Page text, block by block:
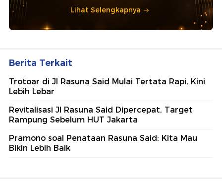
Lihat Selengkapnya
Berita Terkait
Trotoar di Jl Rasuna Said Mulai Tertata Rapi, Kini
Lebih Lebar
Revitalisasi Jl Rasuna Said Dipercepat, Target
Rampung Sebelum HUT Jakarta
Pramono soal Penataan Rasuna Said: Kita Mau
Bikin Lebih Baik